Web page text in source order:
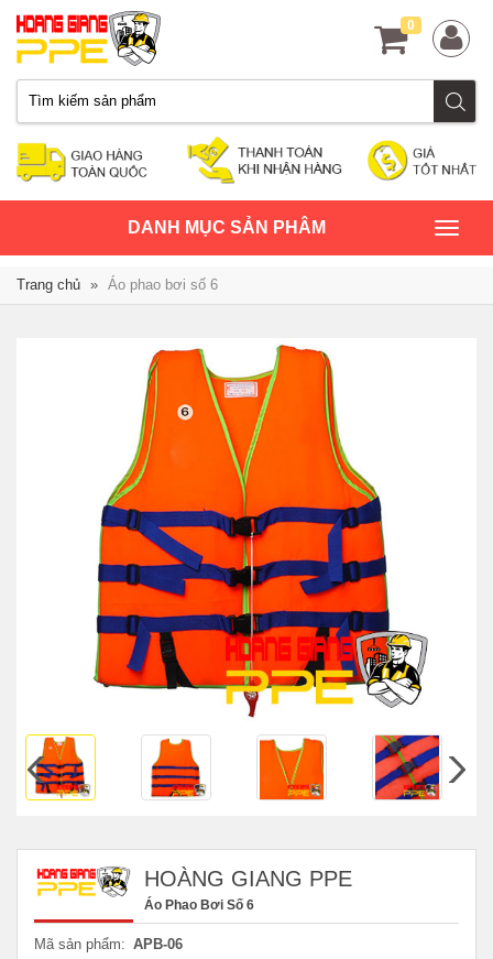
0
TOGGLE
DANH MỤC SẢN PHÂM
Trang chủ » Áo phao bơi số 6
HOÀNG GIANG PPE
Áo Phao Bơi Số 6
Mã sản phẩm: APB-06